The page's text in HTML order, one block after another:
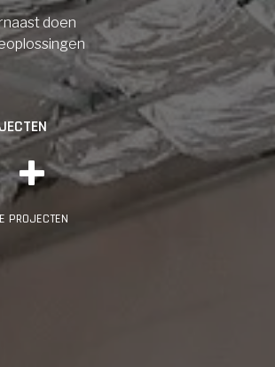
doen
+
PROJECTEN